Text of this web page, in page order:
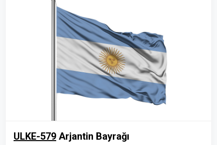
ULKE-579 Arjantin Bayrağı